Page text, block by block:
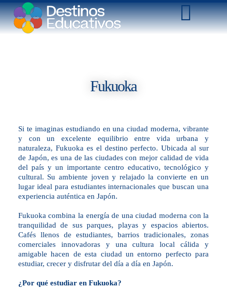
Fukuoka
Si te imaginas estudiando en una ciudad moderna, vibrante
y con un excelente equilibrio entre vida urbana y
naturaleza, Fukuoka es el destino perfecto. Ubicada al sur
de Japón, es una de las ciudades con mejor calidad de vida
del país y un importante centro educativo, tecnológico y
cultural. Su ambiente joven y relajado la convierte en un
lugar ideal para estudiantes internacionales que buscan una
experiencia auténtica en Japón.
Fukuoka combina la energía de una ciudad moderna con la
tranquilidad de sus parques, playas y espacios abiertos.
Cafés llenos de estudiantes, barrios tradicionales, zonas
comerciales innovadoras y una cultura local cálida y
amigable hacen de esta ciudad un entorno perfecto para
estudiar, crecer y disfrutar del día a día en Japón.
¿Por qué estudiar en Fukuoka?